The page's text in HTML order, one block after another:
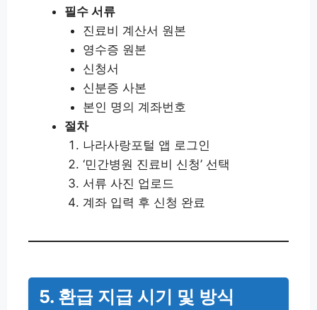
필수 서류
진료비 계산서 원본
영수증 원본
신청서
신분증 사본
본인 명의 계좌번호
절차
나라사랑포털 앱 로그인
‘민간병원 진료비 신청’ 선택
서류 사진 업로드
계좌 입력 후 신청 완료
5. 환급 지급 시기 및 방식